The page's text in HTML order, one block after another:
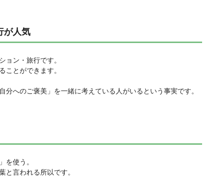
が人気
ン・旅行です。
ことができます。
へのご褒美」を一緒に考えている人がいるという事実です。
を使う。
言われる所以です。